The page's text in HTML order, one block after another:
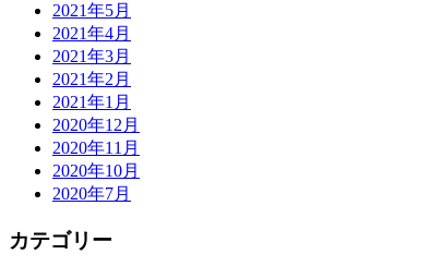
2021年5月
2021年4月
2021年3月
2021年2月
2021年1月
2020年12月
2020年11月
2020年10月
2020年7月
カテゴリー